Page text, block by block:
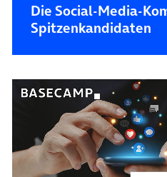
Die Social-Media-
Spitzenkandidaten